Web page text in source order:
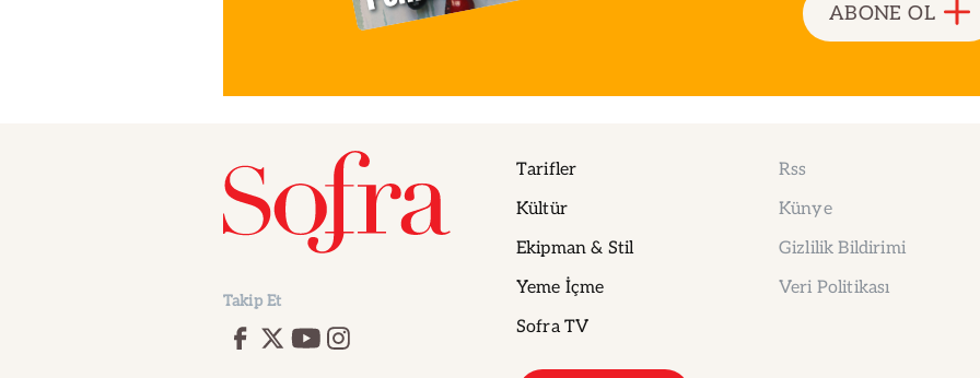
ABONE OL
Takip Et
Tarifler
Kültür
Ekipman & Stil
Yeme İçme
Sofra TV
Rss
Künye
Gizlilik Bildirimi
Veri Politikası